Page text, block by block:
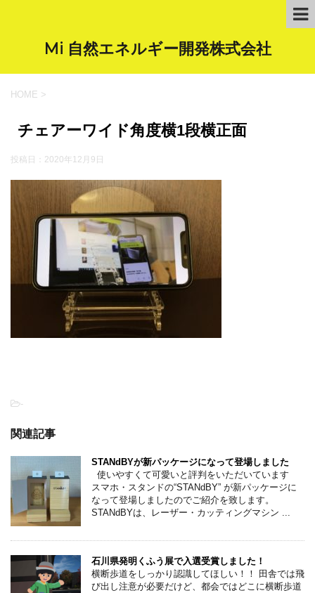
Mi 自然エネルギー開発株式会社
HOME >
チェアーワイド角度横1段横正面
投稿日： 2020年12月9日
-
関連記事
STANdBYが新パッケージになって登場しました
使いやすくて可愛いと評判をいただいています
スマホ・スタンドの“STANdBY” が新パッケージに
なって登場しましたのでご紹介を致します。
STANdBYは、レーザー・カッティングマシン ...
石川県発明くふう展で入選受賞しました！
横断歩道をしっかり認識してほしい！！ 田舎では飛
び出し注意が必要だけど、都会ではどこに横断歩道